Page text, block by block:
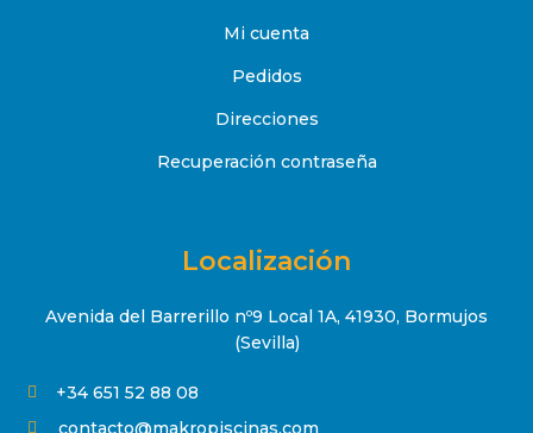
Mi cuenta
Pedidos
Direcciones
Recuperación contraseña
Localización
Avenida del Barrerillo nº9 Local 1A, 41930, Bormujos
(Sevilla)
 +34 651 52 88 08
 contacto@makropiscinas.com